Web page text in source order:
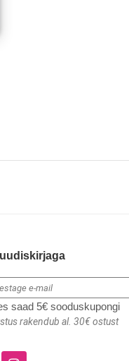
saad 5€ sooduskupongi
rakendub al. 30€ ostust